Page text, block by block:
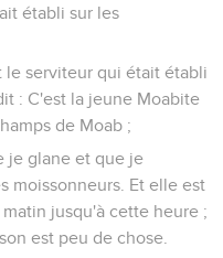
établi sur les
le serviteur qui était établi
: C'est la jeune Moabite
de Moab ;
je glane et que je
moissonneurs. Et elle est
jusqu'à cette heure ;
est peu de chose.